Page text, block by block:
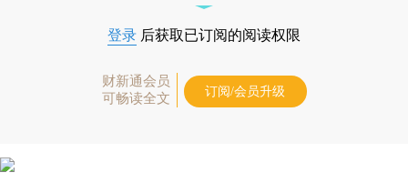
登录 后获取已订阅的阅读权限
财新通会员
可畅读全文
订阅/会员升级